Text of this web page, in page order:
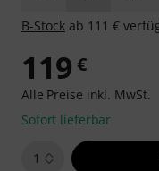
B-Stock ab 111 €
119 €
Alle Preise inkl. MwSt.
Sofort lieferbar
1